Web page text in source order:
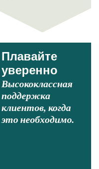
Плавайте
уверенно
Высококлассная
поддержка
клиентов, когда
это необходимо.